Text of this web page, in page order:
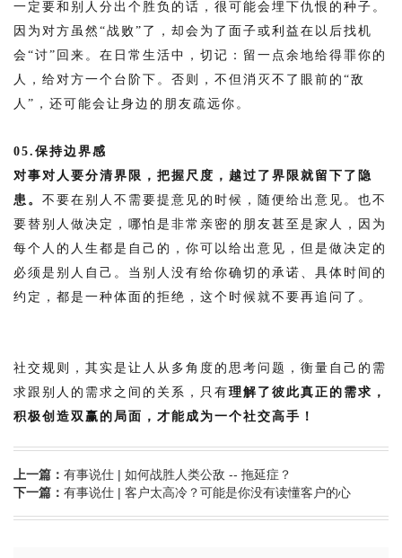
一定要和别人分出个胜负的话，很可能会埋下仇恨的种子。
因为对方虽然“战败”了，却会为了面子或利益在以后找机
会“讨”回来。在日常生活中，切记：留一点余地给得罪你的
人，给对方一个台阶下。否则，不但消灭不了眼前的“敌
人”，还可能会让身边的朋友疏远你。
05.保持边界感
对事对人要分清界限，把握尺度，越过了界限就留下了隐
患。 不要在别人不需要提意见的时候，随便给出意见。也不
要替别人做决定，哪怕是非常亲密的朋友甚至是家人，因为
每个人的人生都是自己的，你可以给出意见，但是做决定的
必须是别人自己。当别人没有给你确切的承诺、具体时间的
约定，都是一种体面的拒绝，这个时候就不要再追问了。
社交规则，其实是让人从多角度的思考问题，衡量自己的需
求跟别人的需求之间的关系，只有理解了彼此真正的需求，
积极创造双赢的局面，才能成为一个社交高手！
上一篇： 有事说仕 | 如何战胜人类公敌 -- 拖延症？
下一篇： 有事说仕 | 客户太高冷？可能是你没有读懂客户的心